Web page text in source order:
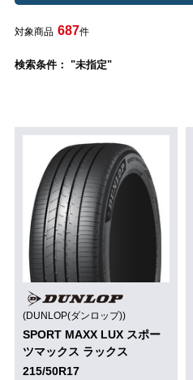
対象商品 687件
検索条件： "未指定"
(DUNLOP(ダンロップ))
SPORT MAXX LUX スポー
ツマックス ラックス
215/50R17